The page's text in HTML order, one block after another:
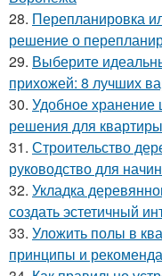
28. Перепланировка
решение о
29. Выберите
прихожей: 8 лучших
30. Удобное
решения для квартиры
31. Строительство
руководство для
32. Укладка
создать эстетичный
33. Уложить полы в
принципы и